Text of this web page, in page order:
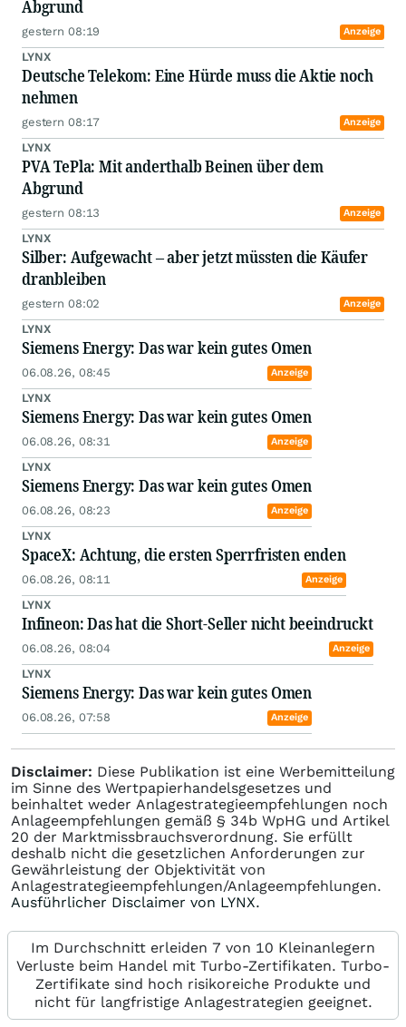
Abgrund
gestern 08:19 Anzeige
LYNX
Deutsche Telekom: Eine Hürde muss die Aktie noch
nehmen
gestern 08:17 Anzeige
LYNX
PVA TePla: Mit anderthalb Beinen über dem
Abgrund
gestern 08:13 Anzeige
LYNX
Silber: Aufgewacht – aber jetzt müssten die Käufer
dranbleiben
gestern 08:02 Anzeige
LYNX
Siemens Energy: Das war kein gutes Omen
06.08.26, 08:45 Anzeige
LYNX
Siemens Energy: Das war kein gutes Omen
06.08.26, 08:31 Anzeige
LYNX
Siemens Energy: Das war kein gutes Omen
06.08.26, 08:23 Anzeige
LYNX
SpaceX: Achtung, die ersten Sperrfristen enden
06.08.26, 08:11 Anzeige
LYNX
Infineon: Das hat die Short-Seller nicht beeindruckt
06.08.26, 08:04 Anzeige
LYNX
Siemens Energy: Das war kein gutes Omen
06.08.26, 07:58 Anzeige
Disclaimer: Diese Publikation ist eine Werbemitteilung
im Sinne des Wertpapierhandelsgesetzes und
beinhaltet weder Anlagestrategieempfehlungen noch
Anlageempfehlungen gemäß § 34b WpHG und Artikel
20 der Marktmissbrauchsverordnung. Sie erfüllt
deshalb nicht die gesetzlichen Anforderungen zur
Gewährleistung der Objektivität von
Anlagestrategieempfehlungen/Anlageempfehlungen.
Ausführlicher Disclaimer von LYNX.
Im Durchschnitt erleiden 7 von 10 Kleinanlegern
Verluste beim Handel mit Turbo-Zertifikaten. Turbo-
Zertifikate sind hoch risikoreiche Produkte und
nicht für langfristige Anlagestrategien geeignet.